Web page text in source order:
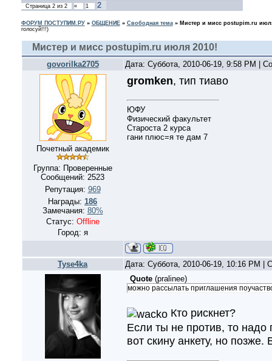
Страница 2из 2 « 1 2
ФОРУМ ПОСТУПИМ.РУ» ОБЩЕНИЕ» Свободная тема» Мистер и мисс postupim.ru
голосуй!!!)
Мистер и мисс postupim.ru июля 2010!
govorilka2705 Дата: Суббота, 2010-06-19, 9:58 PM |
Почетный академик
Группа: Проверенные
Сообщений: 2523
Репутация: 969
Награды: 186
Замечания: 80%
Статус: Offline
Город: я
gromken, тип тиаво
ЮФУ
Физический факультет
Староста 2 курса
гани плюс=я те дам 7
Tyse4ka Дата: Суббота, 2010-06-19, 10:16 PM |
Quote(pralinee)
можно рассылать приглашения
Кто рискнет?
Если ты не против, то надо
вот скину анкету, но